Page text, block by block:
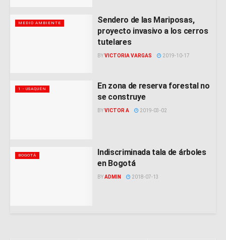
MEDIO AMBIENTE
Sendero de las Mariposas,
proyecto invasivo a los cerros
tutelares
BYVICTORIA VARGAS 2019-10-17
1 - USAQUÉN
En zona de reserva forestal no
se construye
BYVICTOR A 2019-03-02
BOGOTÁ
Indiscriminada tala de árboles
en Bogotá
BYADMIN 2018-07-13